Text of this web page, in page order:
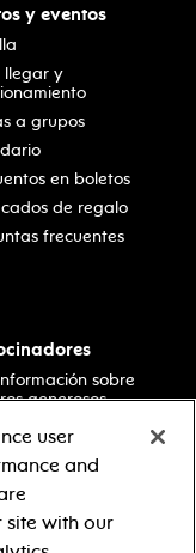
y eventos
llegar y
a grupos
en boletos
de regalo
frecuentes
sobre
generosos
user
and
site with our